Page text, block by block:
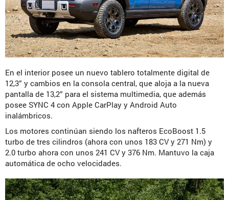
En el interior posee un nuevo tablero totalmente digital de
12,3” y cambios en la consola central, que aloja a la nueva
pantalla de 13,2” para el sistema multimedia, que además
posee SYNC 4 con Apple CarPlay y Android Auto
inalámbricos.
Los motores continúan siendo los nafteros EcoBoost 1.5
turbo de tres cilindros (ahora con unos 183 CV y 271 Nm) y
2.0 turbo ahora con unos 241 CV y 376 Nm. Mantuvo la caja
automática de ocho velocidades.